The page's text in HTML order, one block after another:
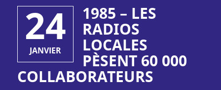
24
JANVIER
1985 – LES
RADIOS
LOCALES
PÈSENT 60 000
COLLABORATEURS